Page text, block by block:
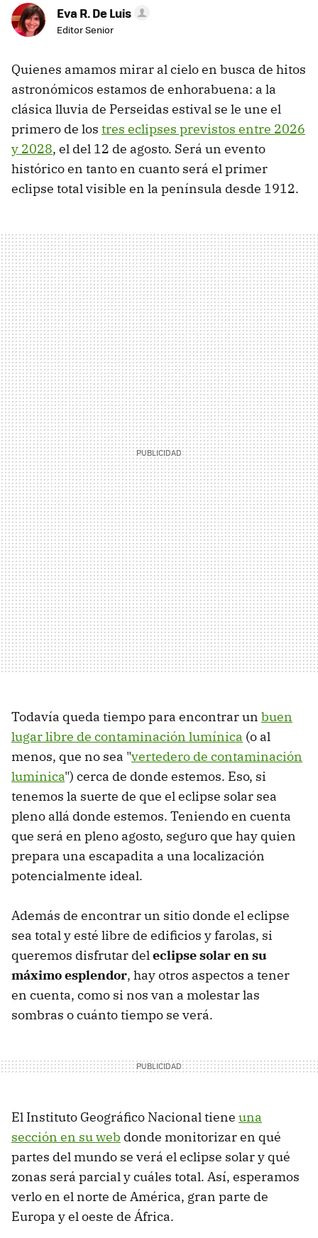
Eva R. De Luis
Editor Senior
Quienes amamos mirar al cielo en busca de hitos
astronómicos estamos de enhorabuena: a la
clásica lluvia de Perseidas estival se le une el
primero de los tres eclipses previstos entre 2026
y 2028, el del 12 de agosto. Será un evento
histórico en tanto en cuanto será el primer
eclipse total visible en la península desde 1912.
Todavía queda tiempo para encontrar un buen
lugar libre de contaminación lumínica (o al
menos, que no sea "vertedero de contaminación
lumínica") cerca de donde estemos. Eso, si
tenemos la suerte de que el eclipse solar sea
pleno allá donde estemos. Teniendo en cuenta
que será en pleno agosto, seguro que hay quien
prepara una escapadita a una localización
potencialmente ideal.
Además de encontrar un sitio donde el eclipse
sea total y esté libre de edificios y farolas, si
queremos disfrutar deleclipse solar en su
máximo esplendor, hay otros aspectos a tener
en cuenta, como si nos van a molestar las
sombras o cuánto tiempo se verá.
El Instituto Geográfico Nacional tiene una
sección en su web donde monitorizar en qué
partes del mundo se verá el eclipse solar y qué
zonas será parcial y cuáles total. Así, esperamos
verlo en el norte de América, gran parte de
Europa y el oeste de África.